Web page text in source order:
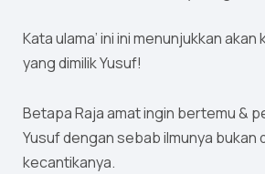
Kata ulama’ ini ini menunjukkan akan
yang dimilik Yusuf!
Betapa Raja amat ingin bertemu &
Yusuf dengan sebab ilmunya bukan
kecantikanya.